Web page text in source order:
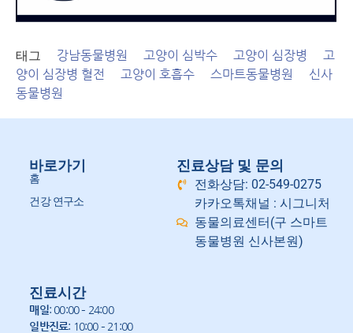
태그 강남동물병원 고양이 심박수 고양이 심장병
고
양이 심장병 혈전
고양이 호흡수 스마트동물병원
신사
동물병원
바로가기
홈
건강 연구소
진료상담 및 문의
전화상담: 02-549-0275
카카오톡채널 : 시그니처
동물의료센터(구 스마트
동물병원 신사본원)
진료시간
매일: 00:00 – 24:00
일반진료: 10:00 – 21:00